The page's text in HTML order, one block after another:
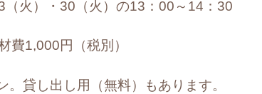
（火）・30（火）の13：00～14：30
費1,000円（税別）
。貸し出し用（無料）もあります。